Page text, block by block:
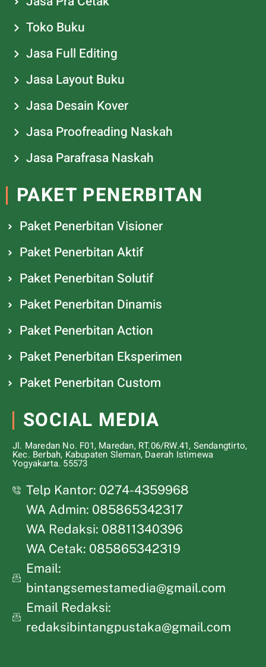
Toko Buku
Jasa Full Editing
Jasa Layout Buku
Jasa Desain Kover
Jasa Proofreading Naskah
Jasa Parafrasa Naskah
PAKET PENERBITAN
Paket Penerbitan Visioner
Paket Penerbitan Aktif
Paket Penerbitan Solutif
Paket Penerbitan Dinamis
Paket Penerbitan Action
Paket Penerbitan Eksperimen
Paket Penerbitan Custom
SOCIAL MEDIA
Jl. Maredan No. F01, Maredan, RT.06/RW.41, Sendangtirto,
Kec. Berbah, Kabupaten Sleman, Daerah Istimewa
Yogyakarta. 55573
Telp Kantor: 0274-4359968
WA Admin: 085865342317
WA Redaksi: 08811340396
WA Cetak: 085865342319
Email:
bintangsemestamedia@gmail.com
Email Redaksi:
redaksibintangpustaka@gmail.com